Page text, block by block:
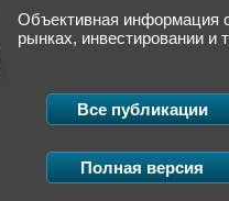
Объективная информация
рынках, инвестировании и
Все публикации
Полная версия